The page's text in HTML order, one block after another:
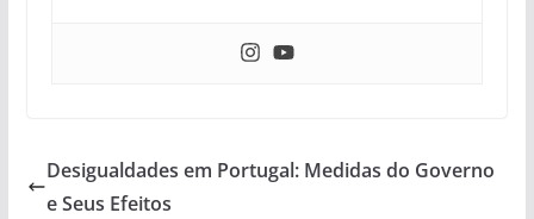
Desigualdades em Portugal: Medidas do Governo
e Seus Efeitos